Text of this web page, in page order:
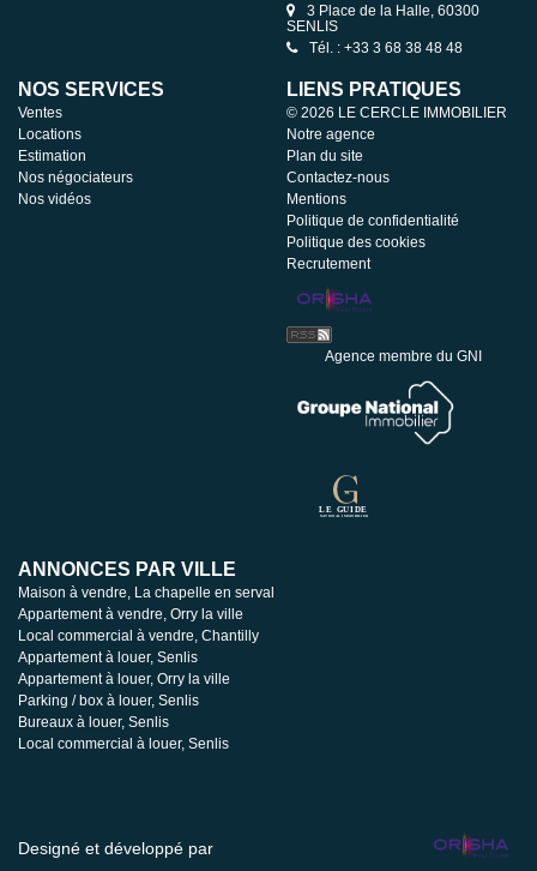
3 Place de la Halle, 60300
SENLIS
Tél. : +33 3 68 38 48 48
NOS SERVICES
Ventes
Locations
Estimation
Nos négociateurs
Nos vidéos
LIENS PRATIQUES
© 2026 LE CERCLE IMMOBILIER
Notre agence
Plan du site
Contactez-nous
Mentions
Politique de confidentialité
Politique des cookies
Recrutement
Agence membre du GNI
ANNONCES PAR VILLE
Maison à vendre, La chapelle en serval
Appartement à vendre, Orry la ville
Local commercial à vendre, Chantilly
Appartement à louer, Senlis
Appartement à louer, Orry la ville
Parking / box à louer, Senlis
Bureaux à louer, Senlis
Local commercial à louer, Senlis
Designé et développé par